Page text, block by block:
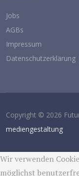
Jobs
AGBs
Impressum
Datenschutzerklärung
Copyright © 2026
mediengestaltung
Wir verwenden
möglichst